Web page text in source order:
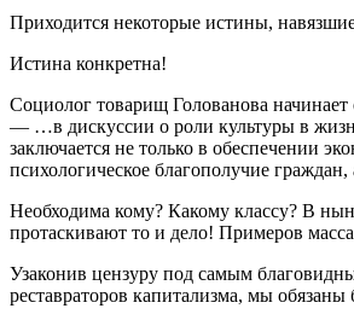
Приходится некоторые истины,
Истина конкретна!
Социолог товарищ Голованова начинает
— …в дискуссии о роли культуры в
заключается не только в обеспечении
психологическое благополучие
Необходима кому? Какому классу? В
протаскивают то и дело! Примеров
Узаконив цензуру под самым
реставраторов капитализма, мы